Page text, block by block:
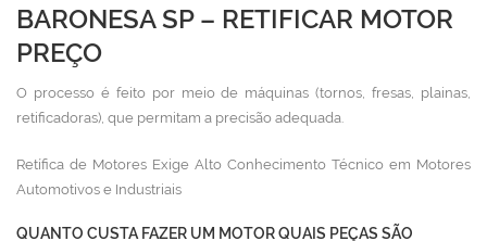
BARONESA SP – RETIFICAR MOTOR
PREÇO
O processo é feito por meio de máquinas (tornos, fresas, plainas,
retificadoras), que permitam a precisão adequada.
Retífica de Motores Exige Alto Conhecimento Técnico em Motores
Automotivos e Industriais
QUANTO CUSTA FAZER UM MOTOR QUAIS PEÇAS SÃO